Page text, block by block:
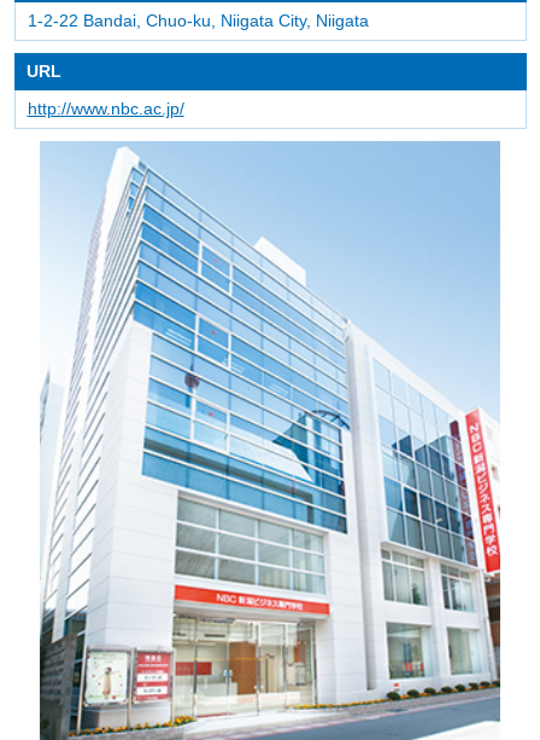
1-2-22 Bandai, Chuo-ku, Niigata City, Niigata
URL
http://www.nbc.ac.jp/